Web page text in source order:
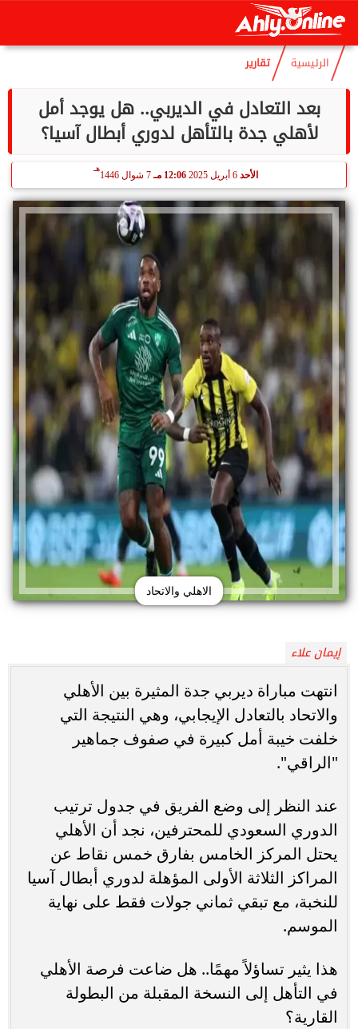
الخميس
الرئيسية تقارير
بعد التعادل في الديربي.. هل يوجد أمل
لأهلي جدة بالتأهل لدوري أبطال آسيا؟
الأحد 12:06 مـ 7 شوال 1446
هـ
الاهلي والاتحاد
إيمان علاء
انتهت مباراة ديربي جدة المثيرة بين الأهلي
والاتحاد بالتعادل الإيجابي، وهي النتيجة التي
خلفت خيبة أمل كبيرة في صفوف جماهير
"الراقي".
عند النظر إلى وضع الفريق في جدول ترتيب
الدوري السعودي للمحترفين، نجد أن الأهلي
يحتل المركز الخامس بفارق خمس نقاط عن
المراكز الثلاثة الأولى المؤهلة لدوري أبطال آسيا
للنخبة، مع تبقي ثماني جولات فقط على نهاية
الموسم.
هذا يثير تساؤلاً مهمًا.. هل ضاعت فرصة الأهلي
في التأهل إلى النسخة المقبلة من البطولة
القارية؟